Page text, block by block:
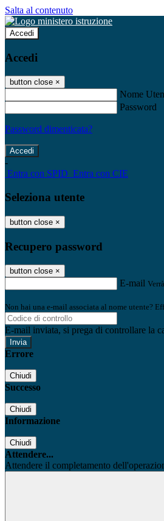
Salta al contenuto
Accedi
Accedi
button close ×
Nome
Password
Password dimenticata?
-
Entra con SPID Entra con CIE
Seleziona utente
button close ×
Recupero password
button close ×
E-mail
Non hai una e-mail associata al nome utente?
E-mail inviata, si prega di controllare la
Errore
Chiudi
Successo
Chiudi
Informazione
Chiudi
Attendere...
Attendere il completamento